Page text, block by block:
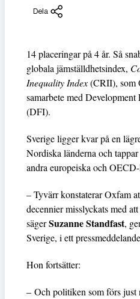
Dela
14 placeringar på 4 år. Så
globala jämställdhetsindex,
Inequality Index(CRII), som
samarbete med
(DFI).
Sverige ligger kvar på en
Nordiska länderna och
andra europeiska och
– Tyvärr konstaterar Oxfam
decennier misslyckats med
sägerSuzanne Standfast,
Sverige, i ett
Hon fortsätter:
– Och politiken som förs